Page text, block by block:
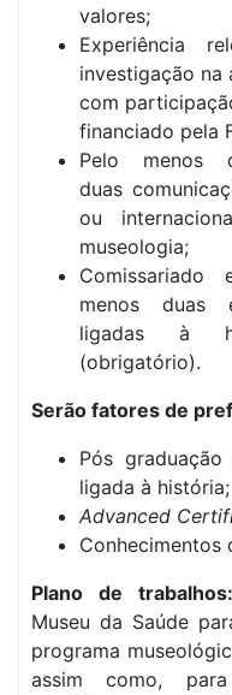
valores;
Experiência
investigação na
com
financiado pela
Pelo menos
duas
ou
museologia;
menos duas
ligadas à
(obrigatório).
Serão fatores de
Pós
ligada à história;
Advanced
Conhecimentos
Plano de
Museu da Saúde
programa
assim como,